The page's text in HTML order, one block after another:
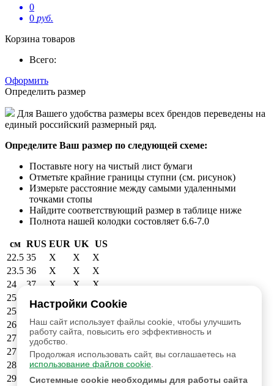
Настройки Cookie
Наш сайт использует файлы cookie, чтобы улучшить
работу сайта, повысить его эффективность и
удобство.
Продолжая использовать сайт, вы соглашаетесь на
использование файлов cookie
Системные cookie необходимы для работы сайта
0
0 руб.
Корзина товаров
Всего:
Оформить
Определить размер
Для Вашего удобства размеры всех брендов переведены на
единый российский размерный ряд.
Определите Ваш размер по следующей схеме:
Поставьте ногу на чистый лист бумаги
Отметьте крайние границы ступни (см. рисунок)
Измерьте расстояние между самыми удаленными
точками стопы
Найдите соответствующий размер в таблице ниже
Полнота нашей колодки состовляет 6.6-7.0
см RUS EUR UK US
22.5 35 X X
X
23.5 36 X X
X
24
37 X X
X
25
38 6
6.5
25.5
39 40 6.5
7
26.5
40 41 7.5
8
27
41 42 8
8.5
27.5
42 43 9
9.5
28.5
43 44 9.5
10
29
44 45 10.5 11